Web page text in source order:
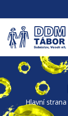
Hlavní strana